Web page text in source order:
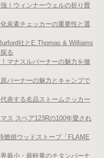
！ウィンナーウェルの折り畳
炭素チェッカーの重要性と選
社とE.Thomas & Williams
る
マナスルバーナーの魅力を徹
バーナーの魅力とキャンプで
表する名品ストームクッカー
ス スベア123Rの100年愛され
燃焼ウッドストーブ「FLAME
最小・最軽量のチタンバーナ